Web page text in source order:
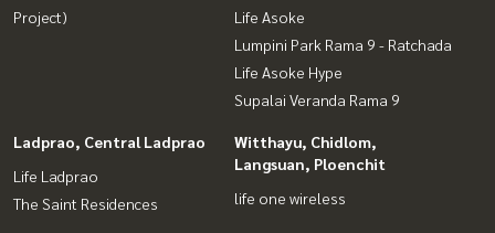
Project)
Life Asoke
Lumpini Park Rama 9 - Ratchada
Life Asoke Hype
Supalai Veranda Rama 9
Ladprao, Central Ladprao
Life Ladprao
The Saint Residences
Witthayu, Chidlom,
Langsuan, Ploenchit
life one wireless